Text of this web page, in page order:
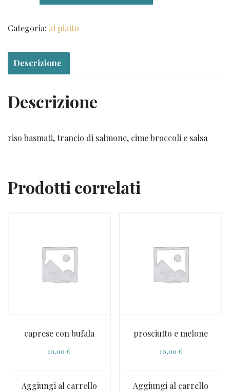
Categoria: al piatto
Descrizione
Descrizione
riso basmati, trancio di salmone, cime broccoli e salsa
Prodotti correlati
caprese con bufala
10,00 €
Aggiungi al carrello
prosciutto e melone
10,00 €
Aggiungi al carrello